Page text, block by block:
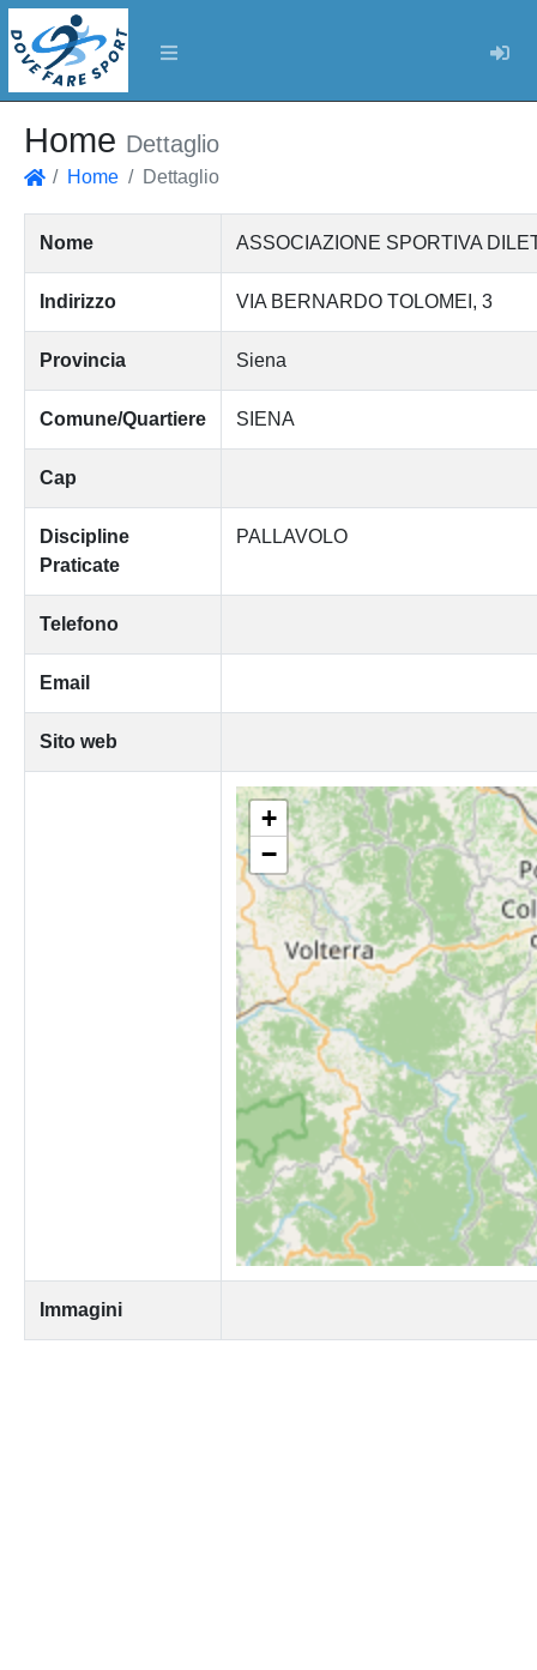
Home Dettaglio
Home Dettaglio
Nome ASSOCIAZIONE SPORTIVA
Indirizzo VIA BERNARDO TOLOMEI, 3
Provincia Siena
Comune/Quartiere SIENA
Cap
Discipline
Praticate
PALLAVOLO
Telefono
Email
Sito web
+
−
Immagini